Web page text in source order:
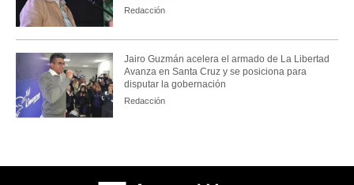
Redacción
Jairo Guzmán acelera el armado de La Libertad
Avanza en Santa Cruz y se posiciona para
disputar la gobernación
Redacción